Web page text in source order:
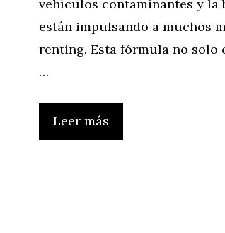
vehículos contaminantes y la
están impulsando a muchos
renting. Esta fórmula no solo
…
Leer más